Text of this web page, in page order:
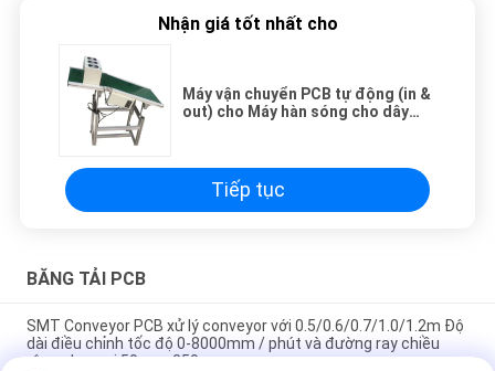
Nhận giá tốt nhất cho
Máy vận chuyển PCB tự động (in &
out) cho Máy hàn sóng cho dây
Tiếp tục
BĂNG TẢI PCB
SMT Conveyor PCB xử lý conveyor với 0.5/0.6/0.7/1.0/1.2m Độ
dài điều chỉnh tốc độ 0-8000mm / phút và đường ray chiều
rộng phạm vi 50mm-350mm